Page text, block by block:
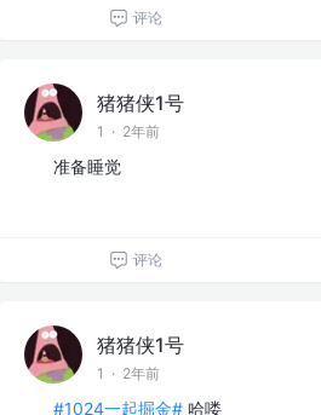
评论
猪猪侠1号
1 · 2年前
准备睡觉
评论
猪猪侠1号
1 · 2年前
#1024一起掘金# 哈喽